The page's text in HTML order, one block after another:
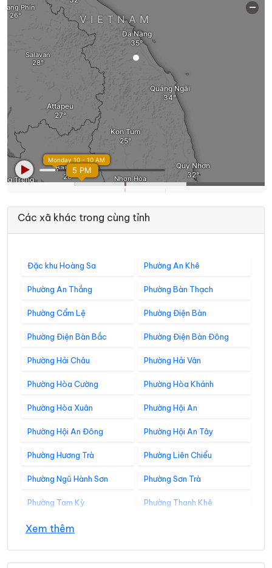
Các xã khác trong cùng tỉnh
Đặc khu Hoàng Sa Phường An Khê
Phường An Thắng Phường Bàn Thạch
Phường Cẩm Lệ Phường Điện Bàn
Phường Điện Bàn Bắc Phường Điện Bàn Đông
Phường Hải Châu Phường Hải Vân
Phường Hòa Cường Phường Hòa Khánh
Phường Hòa Xuân Phường Hội An
Phường Hội An Đông Phường Hội An Tây
Phường Hương Trà Phường Liên Chiểu
Phường Ngũ Hành Sơn Phường Sơn Trà
Phường Tam Kỳ Phường Thanh Khê
Xã Avương
Xã Bến Giằng Xã Bến Hiên
Xem thêm